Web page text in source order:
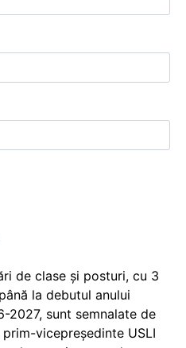
de clase și posturi, cu 3
la debutul anului
2027, sunt semnalate de
prim-vicepreședinte USLI